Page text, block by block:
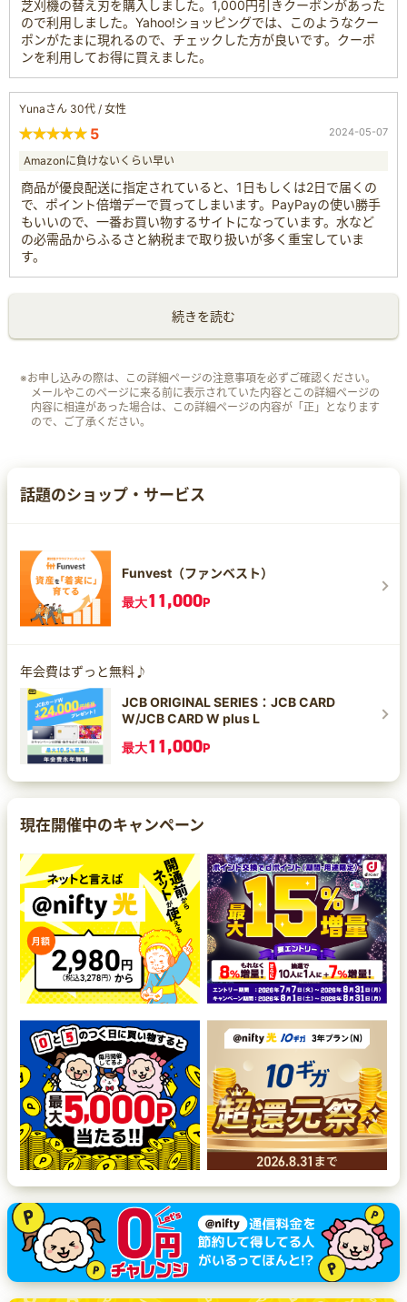
芝刈機の替え刃を購入しました。1,000円引きクーポンがあった
ので利用しました。Yahoo!ショッピングでは、このようなクー
ポンがたまに現れるので、チェックした方が良いです。クーポ
ンを利用してお得に買えました。
Yunaさん 30代 / 女性
5 2024-05-07
Amazonに負けないくらい早い
商品が優良配送に指定されていると、1日もしくは2日で届くの
で、ポイント倍増デーで買ってしまいます。PayPayの使い勝手
もいいので、一番お買い物するサイトになっています。水など
の必需品からふるさと納税まで取り扱いが多く重宝していま
す。
続きを読む
※お申し込みの際は、この詳細ページの注意事項を必ずご確認ください。
メールやこのページに来る前に表示されていた内容とこの詳細ページの
内容に相違があった場合は、この詳細ページの内容が「正」となります
ので、ご了承ください。
話題のショップ・サービス
Funvest（ファンベスト）
最大11,000P
年会費はずっと無料♪
JCB ORIGINAL SERIES：JCB CARD
W/JCB CARD W plus L
最大11,000P
現在開催中のキャンペーン